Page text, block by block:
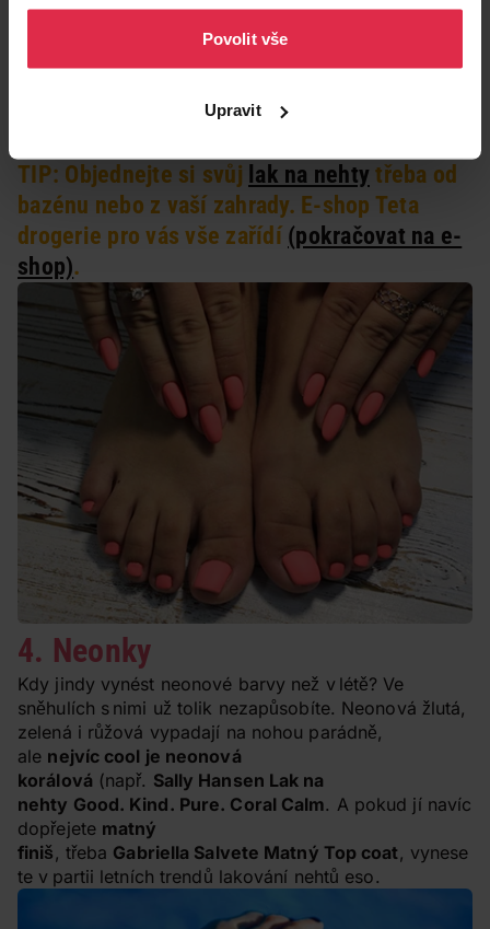
osobních údajů.
Povolit vše
Upravit
laky na nehty
na opálených nohou
! Je úplně jedno, jestli zvolíte
zmrzlinově růžovou, nebo mentolovou.Na
zvolte zdobení např. s motivy letního
ovoce nebo květin, kde se
zopakuje barva nanesená
TIP: Objednejte si svůj lak na nehty třeba od
bazénu nebo z vaší zahrady. E-shop Teta
drogerie pro vás vše zařídí (pokračovat na e-
shop).
4. Neonky
Kdy jindy vynést neonové barvy než v létě? Ve
sněhulích s nimi už tolik nezapůsobíte. Neonová žlutá,
zelená i růžová vypadají na nohou parádně,
ale nejvíc cool je neonová
korálová (např. Sally Hansen Lak na
nehty Good. Kind. Pure. Coral Calm. A pokud jí navíc
dopřejete matný
finiš, třeba Gabriella Salvete Matný Top coat, vynese
te v partii letních trendů lakování nehtů eso.